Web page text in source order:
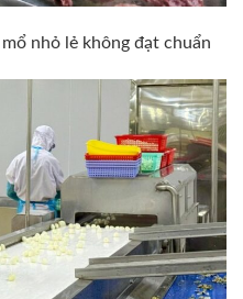
nhỏ lẻ không đạt chuẩn